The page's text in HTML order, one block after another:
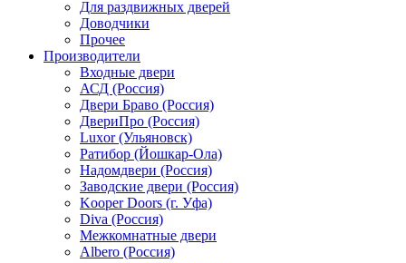
Для раздвижных дверей
Доводчики
Прочее
Производители
Входные двери
АСД (Россия)
Двери Браво (Россия)
ДвериПро (Россия)
Luxor (Ульяновск)
Ратибор (Йошкар-Ола)
Надомдвери (Россия)
Заводские двери (Россия)
Kooper Doors (г. Уфа)
Diva (Россия)
Межкомнатные двери
Albero (Россия)